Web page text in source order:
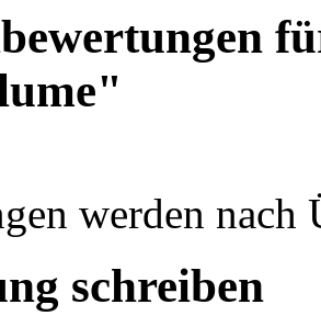
werden
schreiben